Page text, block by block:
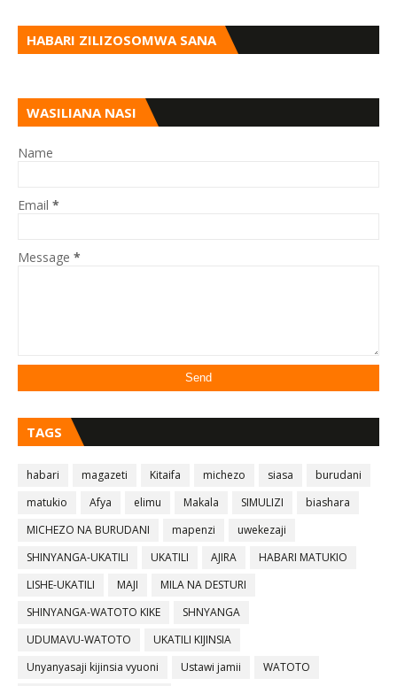
HABARI ZILIZOSOMWA SANA
WASILIANA NASI
Name
Email *
Message *
TAGS
habari magazeti Kitaifa michezo siasa
burudani
matukio
Afya elimu Makala SIMULIZI
biashara
MICHEZO NA BURUDANI
mapenzi
uwekezaji
SHINYANGA-UKATILI
UKATILI AJIRA
HABARI MATUKIO
LISHE-UKATILI
MAJI
MILA NA DESTURI
SHINYANGA-WATOTO KIKE
SHNYANGA
UDUMAVU-WATOTO
UKATILI KIJINSIA
Unyanyasaji kijinsia vyuoni
Ustawi jamii
WATOTO